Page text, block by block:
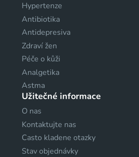
Hypertenze
Antibiotika
Antidepresiva
Zdraví žen
Péče o kůži
Analgetika
Astma
Užitečné informace
O nas
Kontaktujte nas
Casto kladene otazky
Stav objednávky